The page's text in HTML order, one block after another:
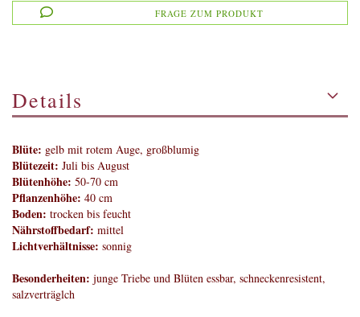
FRAGE ZUM PRODUKT
Details
Blüte: gelb mit rotem Auge, großblumig
Blütezeit: Juli bis August
Blütenhöhe: 50-70 cm
Pflanzenhöhe: 40 cm
Boden: trocken bis feucht
Nährstoffbedarf: mittel
Lichtverhältnisse: sonnig
Besonderheiten: junge Triebe und Blüten essbar, schneckenresistent,
salzverträglch